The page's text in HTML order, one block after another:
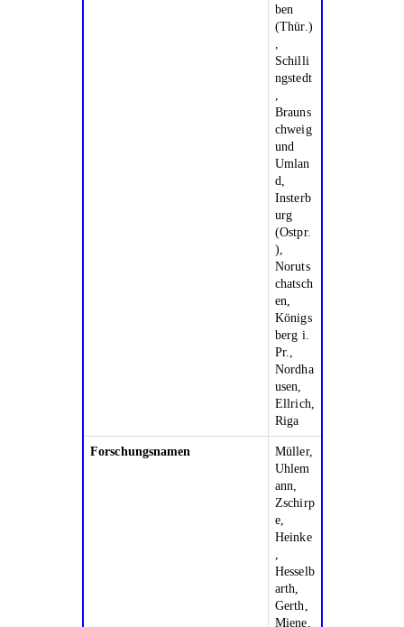
ben
(Thür.)
Schilli
ngstedt
Brauns
chweig
und
Umlan
d,
Insterb
urg
(Ostpr.
),
Noruts
chatsch
en,
Königs
berg i.
Pr.,
Nordha
usen,
Ellrich,
Riga
Forschungsnamen
Müller,
Uhlem
ann,
Zschirp
e,
Heinke
Hesselb
arth,
Gerth,
Miene,